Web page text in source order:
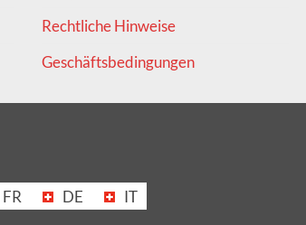
Rechtliche Hinweise
Geschäftsbedingungen
FR DE IT